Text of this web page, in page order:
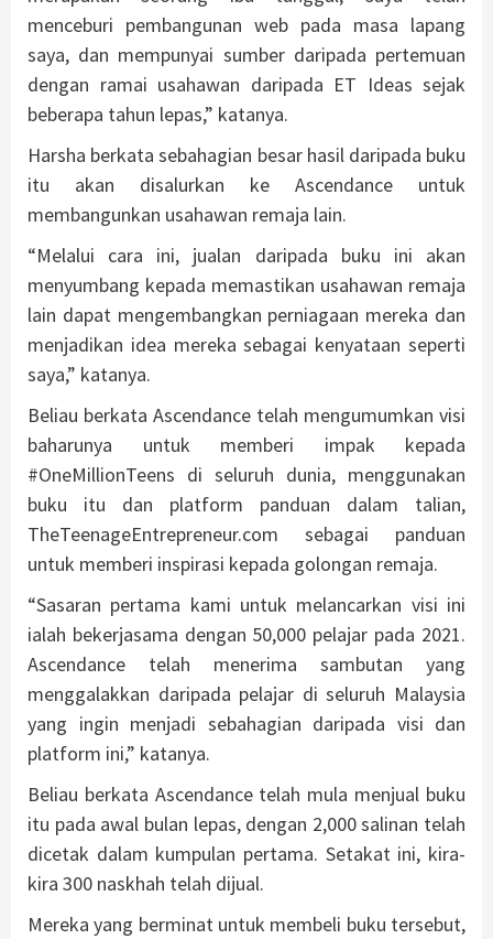
menceburi pembangunan web pada masa lapang
saya, dan mempunyai sumber daripada pertemuan
dengan ramai usahawan daripada ET Ideas sejak
beberapa tahun lepas,” katanya.
Harsha berkata sebahagian besar hasil daripada buku
itu akan disalurkan ke Ascendance untuk
membangunkan usahawan remaja lain.
“Melalui cara ini, jualan daripada buku ini akan
menyumbang kepada memastikan usahawan remaja
lain dapat mengembangkan perniagaan mereka dan
menjadikan idea mereka sebagai kenyataan seperti
saya,” katanya.
Beliau berkata Ascendance telah mengumumkan visi
baharunya untuk memberi impak kepada
#OneMillionTeens di seluruh dunia, menggunakan
buku itu dan platform panduan dalam talian,
TheTeenageEntrepreneur.com sebagai panduan
untuk memberi inspirasi kepada golongan remaja.
“Sasaran pertama kami untuk melancarkan visi ini
ialah bekerjasama dengan 50,000 pelajar pada 2021.
Ascendance telah menerima sambutan yang
menggalakkan daripada pelajar di seluruh Malaysia
yang ingin menjadi sebahagian daripada visi dan
platform ini,” katanya.
Beliau berkata Ascendance telah mula menjual buku
itu pada awal bulan lepas, dengan 2,000 salinan telah
dicetak dalam kumpulan pertama. Setakat ini, kira-
kira 300 naskhah telah dijual.
Mereka yang berminat untuk membeli buku tersebut,